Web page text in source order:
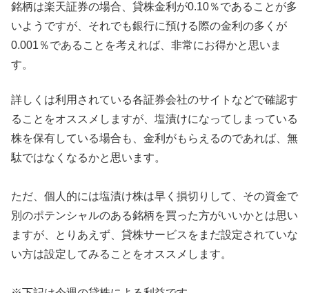
銘柄は楽天証券の場合、貸株金利が0.10％であることが多
いようですが、それでも銀行に預ける際の金利の多くが
0.001％であることを考えれば、非常にお得かと思いま
す。
詳しくは利用されている各証券会社のサイトなどで確認す
ることをオススメしますが、塩漬けになってしまっている
株を保有している場合も、金利がもらえるのであれば、無
駄ではなくなるかと思います。
ただ、個人的には塩漬け株は早く損切りして、その資金で
別のポテンシャルのある銘柄を買った方がいいかとは思い
ますが、とりあえず、貸株サービスをまだ設定されていな
い方は設定してみることをオススメします。